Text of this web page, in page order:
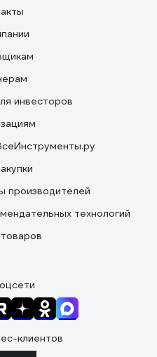
инвесторов
производителей
технологий
клиентов